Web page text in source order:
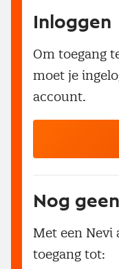
Inloggen
Om toegang
moet je
account.
Nog
Met een Nevi
toegang tot: